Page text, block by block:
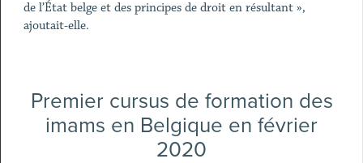
de l’État belge et des principes de droit en résultant »,
ajoutait-elle.
Premier cursus de formation des
imams en Belgique en février
2020